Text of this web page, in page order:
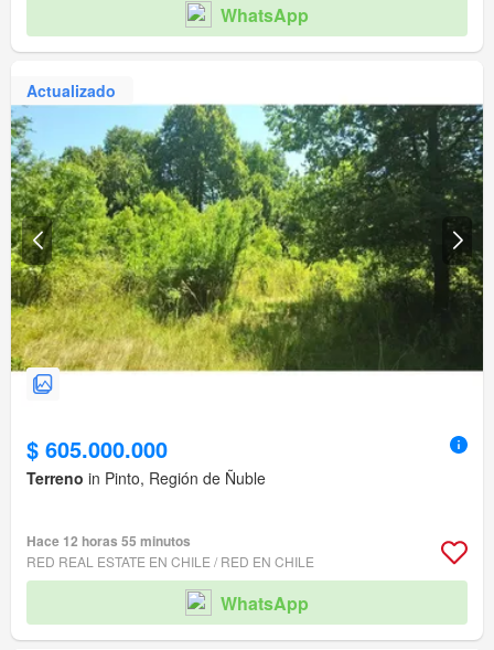
WhatsApp
Actualizado
$ 605.000.000
Terreno in Pinto, Región de Ñuble
Hace 12 horas 55 minutos
RED REAL ESTATE EN CHILE / RED EN CHILE
WhatsApp